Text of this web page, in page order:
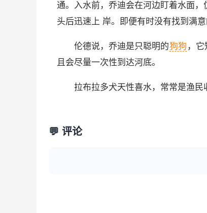
通。入水前，乔迪会在河边盯着水面
头后迅速上 岸。即便有时没有找到满
伦德说，乔迪是只聪明的狗狗 ，
且会尽量一次性到达河底。
拉布拉多犬天性喜水，常常是渔民
💬 评论